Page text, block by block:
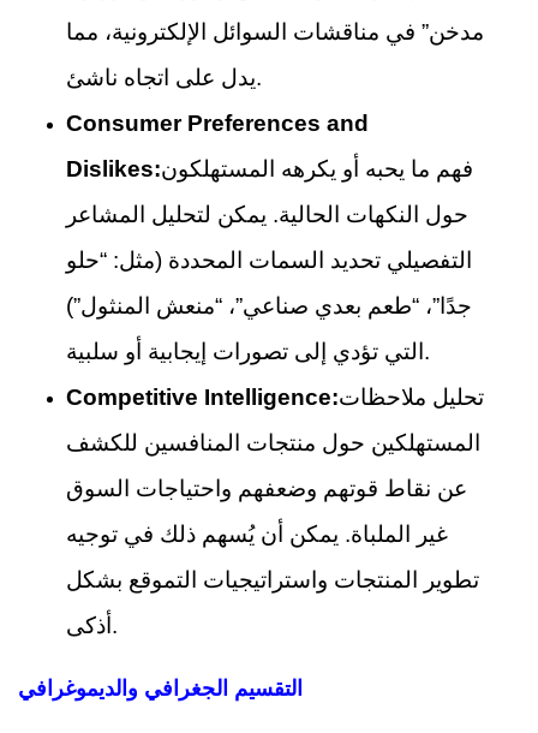
مدخن” في مناقشات السوائل الإلكترونية، مما
يدل على اتجاه ناشئ.
Consumer Preferences and
Dislikes:فهم ما يحبه أو يكرهه المستهلكون
حول النكهات الحالية. يمكن لتحليل المشاعر
التفصيلي تحديد السمات المحددة (مثل: “حلو
جدًا”، “طعم بعدي صناعي”، “منعش المنثول”)
التي تؤدي إلى تصورات إيجابية أو سلبية.
Competitive Intelligence:تحليل ملاحظات
المستهلكين حول منتجات المنافسين للكشف
عن نقاط قوتهم وضعفهم واحتياجات السوق
غير الملباة. يمكن أن يُسهم ذلك في توجيه
تطوير المنتجات واستراتيجيات التموقع بشكل
أذكى.
التقسيم الجغرافي والديموغرافي